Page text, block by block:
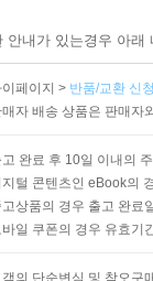
내가 있는경우 아
이페이지 > 반품/교환 신
매자 배송 상품은 판매자
고 완료 후 10일 이내의
지털 콘텐츠인 eBook의
고상품의 경우 출고 완료
바일 쿠폰의 경우 유효기
객의 단순변심 및 착오구